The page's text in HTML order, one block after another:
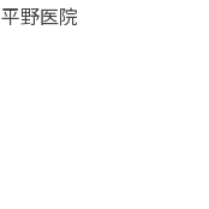
平野医院